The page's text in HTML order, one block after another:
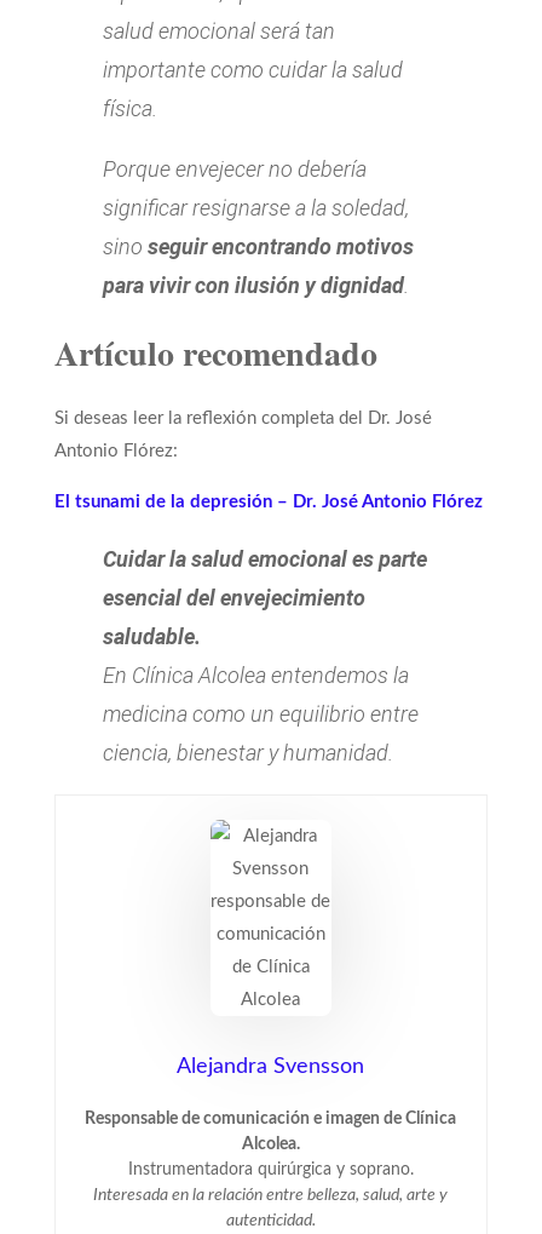
salud emocional será tan
importante como cuidar la salud
física.
Porque envejecer no debería
significar resignarse a la soledad,
sino seguir encontrando motivos
para vivir con ilusión y dignidad.
Artículo recomendado
Si deseas leer la reflexión completa del Dr. José
Antonio Flórez:
El tsunami de la depresión – Dr. José Antonio Flórez
Cuidar la salud emocional es parte
esencial del envejecimiento
saludable.
En Clínica Alcolea entendemos la
medicina como un equilibrio entre
ciencia, bienestar y humanidad.
Alejandra Svensson
Responsable de comunicación e imagen de Clínica
Alcolea.
Instrumentadora quirúrgica y soprano.
Interesada en la relación entre belleza, salud, arte y
autenticidad.